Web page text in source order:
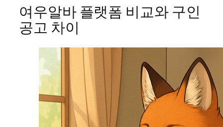
여우알바 플랫폼 비교와 구인
공고 차이